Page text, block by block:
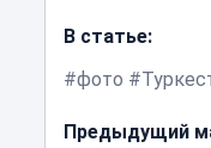
В статье:
фото
Предыдущий